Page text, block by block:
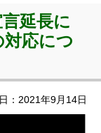
延長に
応につ
：2021年9月14日